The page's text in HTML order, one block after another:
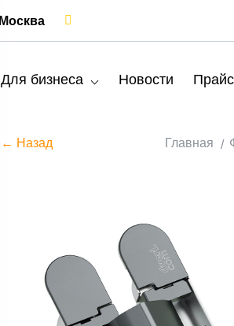
Москва
Для бизнеса Новости
← Назад Главная